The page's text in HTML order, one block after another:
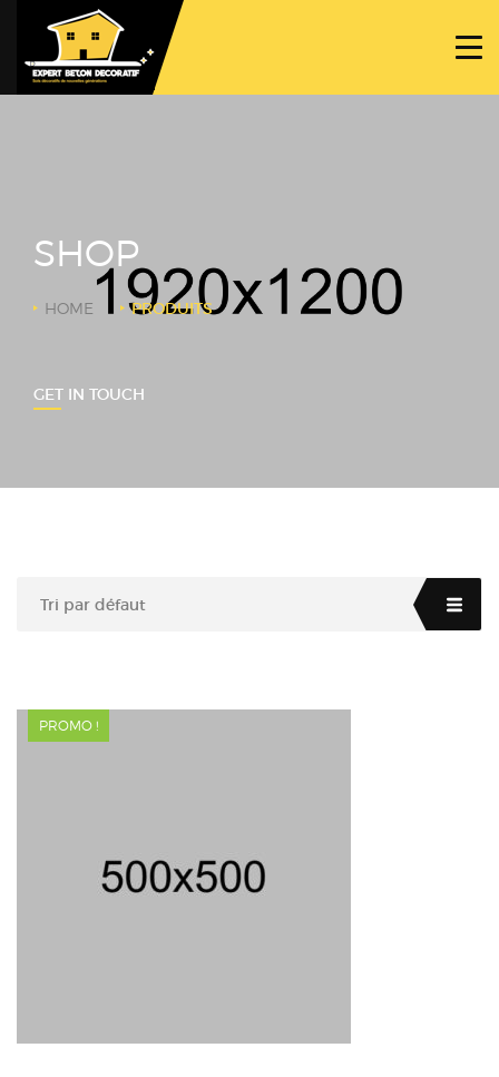
PROJETS
SHOP
HOME PRODUITS
GET IN TOUCH
Tri par défaut
PROMO !